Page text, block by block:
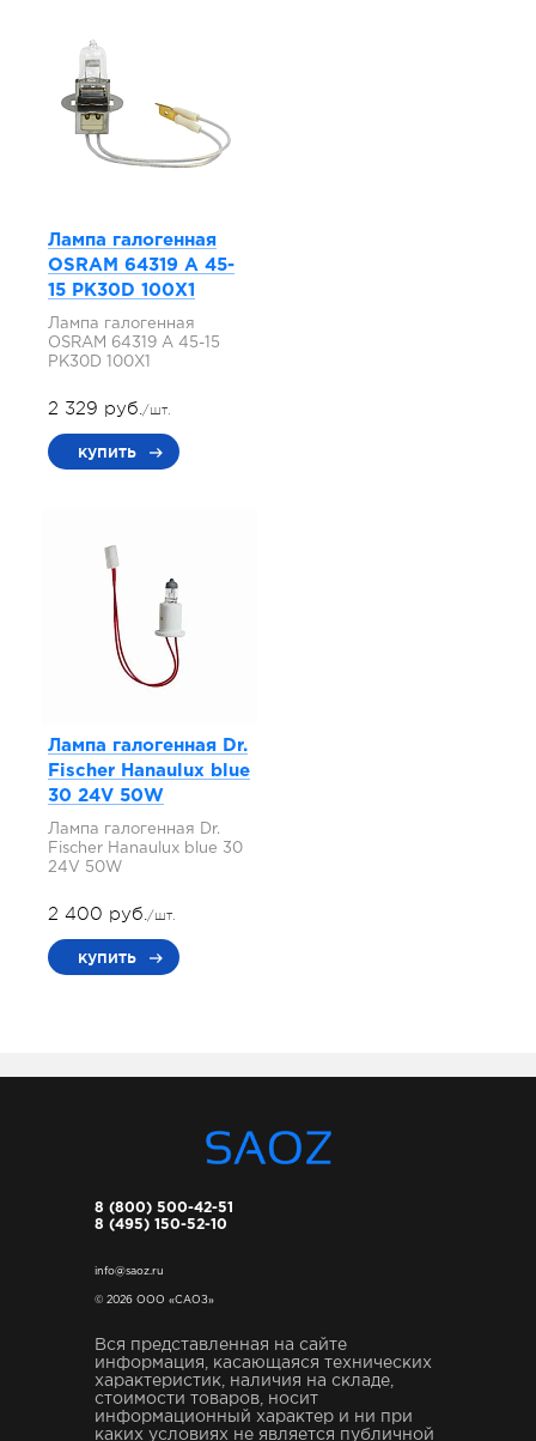
Лампа галогенная
OSRAM 64319 A 45-
15 PK30D 100X1
Лампа галогенная
OSRAM 64319 A 45-15
PK30D 100X1
2 329 руб./шт.
купить
Лампа галогенная Dr.
Fischer Hanaulux blue
30 24V 50W
Лампа галогенная Dr.
Fischer Hanaulux blue 30
24V 50W
2 400 руб./шт.
купить
8 (800) 500-42-51
8 (495) 150-52-10
info@saoz.ru
© 2026 ООО «САОЗ»
Вся представленная на сайте
информация, касающаяся технических
характеристик, наличия на складе,
стоимости товаров, носит
информационный характер и ни при
каких условиях не является публичной